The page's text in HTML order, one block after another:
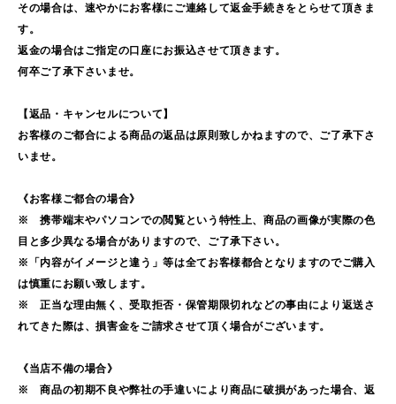
その場合は、速やかにお客様にご連絡して返金手続きをとらせて頂きま
す。
返金の場合はご指定の口座にお振込させて頂きます。
何卒ご了承下さいませ。
【返品・キャンセルについて】
お客様のご都合による商品の返品は原則致しかねますので、ご了承下さ
いませ。
《お客様ご都合の場合》
※ 携帯端末やパソコンでの閲覧という特性上、商品の画像が実際の色
目と多少異なる場合がありますので、ご了承下さい。
※「内容がイメージと違う」等は全てお客様都合となりますのでご購入
は慎重にお願い致します。
※ 正当な理由無く、受取拒否・保管期限切れなどの事由により返送さ
れてきた際は、損害金をご請求させて頂く場合がございます。
《当店不備の場合》
※ 商品の初期不良や弊社の手違いにより商品に破損があった場合、返